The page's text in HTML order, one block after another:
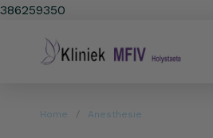
386259350
Home Anesthesie